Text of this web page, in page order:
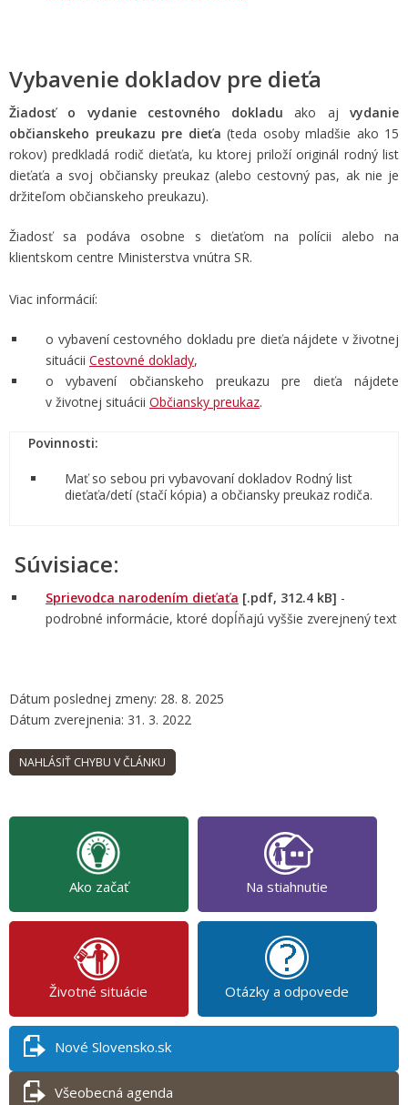
Vybavenie dokladov pre dieťa
Žiadosť o vydanie cestovného dokladu ako ajvydanie
občianskeho preukazu pre dieťa (teda osoby mladšie ako 15
rokov) predkladá rodič dieťaťa, ku ktorej priloží originál rodný list
dieťaťa a svoj občiansky preukaz (alebo cestovný pas, ak nie je
držiteľom občianskeho preukazu).
Žiadosť sa podáva osobne s dieťaťom na polícii alebo na
klientskom centre Ministerstva vnútra SR.
Viac informácií:
o vybavení cestovného dokladu pre dieťa nájdete v životnej
situácii Cestovné doklady,
o vybavení občianskeho preukazu pre dieťa nájdete
v životnej situácii Občiansky preukaz.
Povinnosti:
Mať so sebou pri vybavovaní dokladov Rodný list
dieťaťa/detí (stačí kópia) a občiansky preukaz rodiča.
Súvisiace:
Sprievodca narodením dieťaťa [.pdf, 312.4 kB] -
podrobné informácie, ktoré dopĺňajú vyššie zverejnený text
Dátum poslednej zmeny: 28. 8. 2025
Dátum zverejnenia: 31. 3. 2022
Ako začať Na stiahnutie
Životné situácie Otázky a odpovede
Nové Slovensko.sk
Všeobecná agenda